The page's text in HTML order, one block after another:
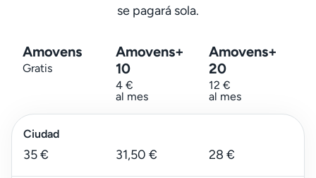
se pagará sola.
Amovens
Gratis
Amovens+
10
4 €
al mes
Amovens+
20
12 €
al mes
Ciudad
35 € 31,50 € 28 €